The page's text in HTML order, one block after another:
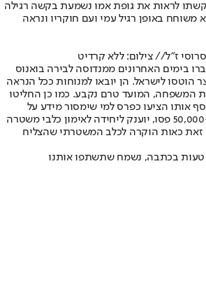
לראות את גופת אמו נשמעת בקשה רגילה
משוחח באופן רגיל עמי ועם חוקריו ונראה
ז"ל// צילום: ללא קרדיט
בימים האחרונים ממנדוסה לבירה בואנוס
הוטסו לישראל. הן יובאו למנוחות ככל הנראה
המשפחה, המועד טרם נקבע. כמו כן החליטו
אותו הציעו כפרס למי שימסור מידע על
מיקום בנות המשפחה, כ-50,000 פסו, יוענק ליחידה לאימון כלבי משטרה
זאת כאות הוקרה לכלב המשטרתי שהצליח
טעות בכתבה, נשמח שתשתפו אותנו